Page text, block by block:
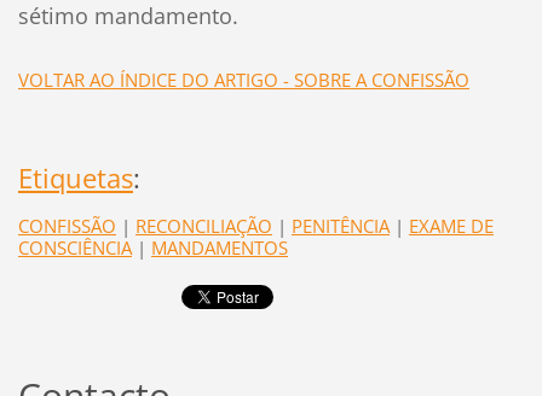
sétimo mandamento.
VOLTAR AO ÍNDICE DO ARTIGO - SOBRE A CONFISSÃO
Etiquetas:
CONFISSÃO | RECONCILIAÇÃO | PENITÊNCIA | EXAME DE
CONSCIÊNCIA | MANDAMENTOS